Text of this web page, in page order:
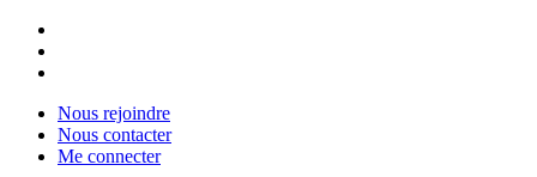
Nous rejoindre
Nous contacter
Me connecter